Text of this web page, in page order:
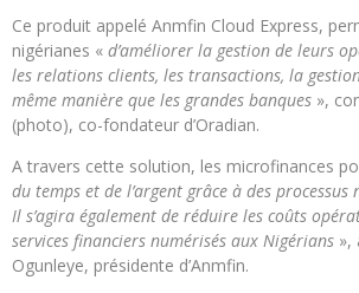
Ce produit appelé Anmfin Cloud Express,
nigérianes « d’améliorer la gestion de leurs
les relations clients, les transactions, la
même manière que les grandes banques »,
(photo), co-fondateur d’Oradian.
A travers cette solution, les microfinances
du temps et de l’argent grâce à des processus
Il s’agira également de réduire les coûts
services financiers numérisés aux Nigérians »,
Ogunleye, présidente d’Anmfin.